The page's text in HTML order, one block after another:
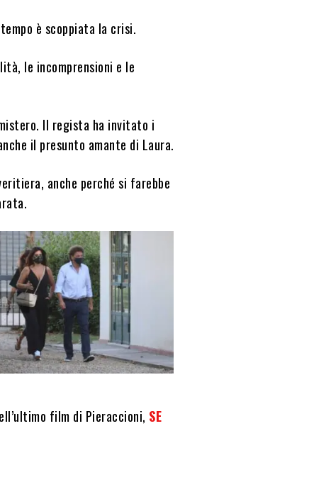
è scoppiata la crisi.
le incomprensioni e le
Il regista ha invitato i
il presunto amante di Laura.
anche perché si farebbe
film di Pieraccioni, SE